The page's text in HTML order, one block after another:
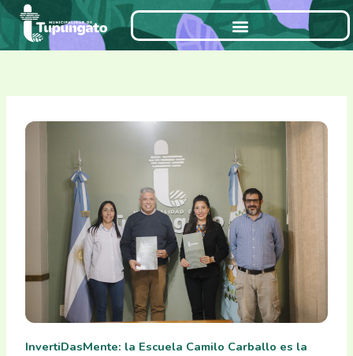
Ir
contenido
InvertiDasMente: la Escuela Camilo Carballo es la